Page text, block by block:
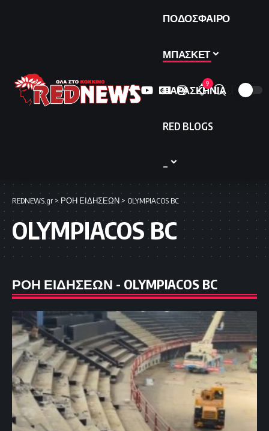
ΠΟΔΟΣΦΑΙΡΟ
ΜΠΑΣΚΕΤ
ΠΑΡΑΣΚΗΝΙΑ
RED BLOGS
9
REDNEWS.gr > ΡΟΗ ΕΙΔΗΣΕΩΝ> OLYMPIACOS BC
OLYMPIACOS BC
ΡΟΗ ΕΙΔΗΣΕΩΝ - OLYMPIACOS BC